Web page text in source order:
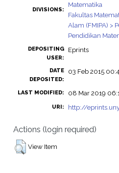
DIVISIONS:
Matematika
Fakultas
Alam (FMIPA) >
Pendidikan
DEPOSITING
USER:
Eprints
DATE
DEPOSITED:
03 Feb 2015
LAST MODIFIED: 08 Mar 2019
URI: http://
Actions (login required)
View Item